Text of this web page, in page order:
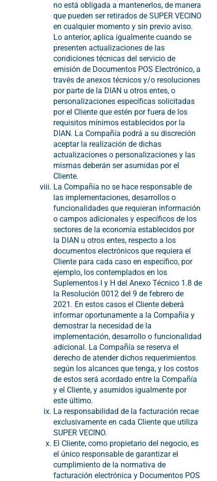
no está obligada a mantenerlos, de manera
que pueden ser retirados de SUPER VECINO
en cualquier momento y sin previo aviso.
Lo anterior, aplica igualmente cuando se
presenten actualizaciones de las
condiciones técnicas del servicio de
emisión de Documentos POS Electrónico, a
través de anexos técnicos y/o resoluciones
por parte de la DIAN u otros entes, o
personalizaciones específicas solicitadas
por el Cliente que estén por fuera de los
requisitos mínimos establecidos por la
DIAN. La Compañía podrá a su discreción
aceptar la realización de dichas
actualizaciones o personalizaciones y las
mismas deberán ser asumidas por el
Cliente.
La Compañía no se hace responsable de
las implementaciones, desarrollos o
funcionalidades que requieran información
o campos adicionales y específicos de los
sectores de la economía establecidos por
la DIAN u otros entes, respecto a los
documentos electrónicos que requiera el
Cliente para cada caso en específico, por
ejemplo, los contemplados en los
Suplementos I y H del Anexo Técnico 1.8 de
la Resolución 0012 del 9 de febrero de
2021. En estos casos el Cliente deberá
informar oportunamente a la Compañía y
demostrar la necesidad de la
implementación, desarrollo o funcionalidad
adicional. La Compañía se reserva el
derecho de atender dichos requerimientos
según los alcances que tenga, y los costos
de estos será acordado entre la Compañía
y el Cliente, y asumidos igualmente por
este último.
La responsabilidad de la facturación recae
exclusivamente en cada Cliente que utiliza
SUPER VECINO.
El Cliente, como propietario del negocio, es
el único responsable de garantizar el
cumplimiento de la normativa de
facturación electrónica y Documentos POS